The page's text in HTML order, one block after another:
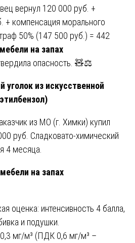
вернул 120 000 руб. +
+ компенсация морального
50% (147 500 руб.) = 442
на запах
опасность. 🧸⚖️
уголок из искусственной
из МО (г. Химки) купил
руб. Сладковато-химический
4 месяца.
на запах
оценка: интенсивность 4 балла,
и подушки.
мг/м³ (ПДК 0,6 мг/м³ –